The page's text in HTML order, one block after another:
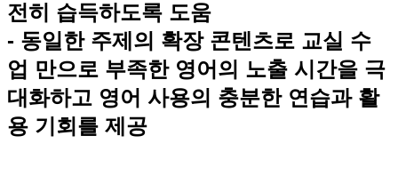
전히 습득하도록 도움
- 동일한 주제의 확장 콘텐츠로 교실 수
업 만으로 부족한 영어의 노출 시간을 극
대화하고 영어 사용의 충분한 연습과 활
용 기회를 제공